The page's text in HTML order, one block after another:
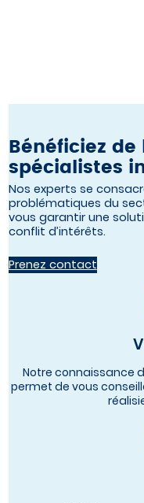
Bénéficiez de
spécialistes
Nos experts se
problématiques du
vous garantir une
conflit d’intérêts.
Prenez contact
Notre connaissance
permet de vous